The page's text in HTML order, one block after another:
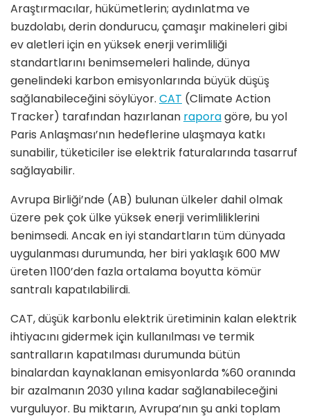
Araştırmacılar, hükümetlerin; aydınlatma ve
buzdolabı, derin dondurucu, çamaşır makineleri gibi
ev aletleri için en yüksek enerji verimliliği
standartlarını benimsemeleri halinde, dünya
genelindeki karbon emisyonlarında büyük düşüş
sağlanabileceğini söylüyor. CAT (Climate Action
Tracker) tarafından hazırlanan raporagöre, bu yol
Paris Anlaşması’nın hedeflerine ulaşmaya katkı
sunabilir, tüketiciler ise elektrik faturalarında tasarruf
sağlayabilir.
Avrupa Birliği’nde (AB) bulunan ülkeler dahil olmak
üzere pek çok ülke yüksek enerji verimliliklerini
benimsedi. Ancak en iyi standartların tüm dünyada
uygulanması durumunda, her biri yaklaşık 600 MW
üreten 1100’den fazla ortalama boyutta kömür
santralı kapatılabilirdi.
CAT, düşük karbonlu elektrik üretiminin kalan elektrik
ihtiyacını gidermek için kullanılması ve termik
santralların kapatılması durumunda bütün
binalardan kaynaklanan emisyonlarda %60 oranında
bir azalmanın 2030 yılına kadar sağlanabileceğini
vurguluyor. Bu miktarın, Avrupa’nın şu anki toplam